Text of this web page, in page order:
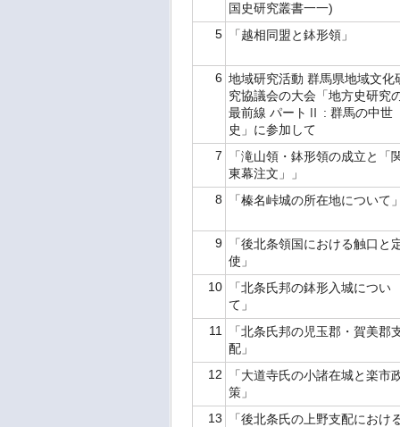
国史研究叢書一一)
5
「越相同盟と鉢形領」
6 地域研究活動 群馬県地域文化
究協議会の大会「地方史研究
最前線 パートⅡ : 群馬の中世
史」に参加して
7
「滝山領・鉢形領の成立と「
東幕注文」」
8
「榛名峠城の所在地について
9
「後北条領国における触口と
使」
10
「北条氏邦の鉢形入城につい
て」
11
「北条氏邦の児玉郡・賀美郡
配」
12
「大道寺氏の小諸在城と楽市
策」
13
「後北条氏の上野支配におけ